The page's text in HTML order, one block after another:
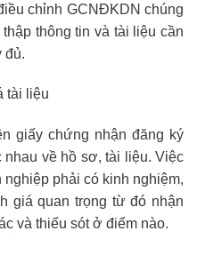
chỉnh GCNĐKDN chúng
thông tin và tài liệu cần
đủ.
tài liệu
giấy chứng nhận đăng ký
về hồ sơ, tài liệu. Việc
phải có kinh nghiệm,
giá quan trọng từ đó nhận
và thiếu sót ở điểm nào.